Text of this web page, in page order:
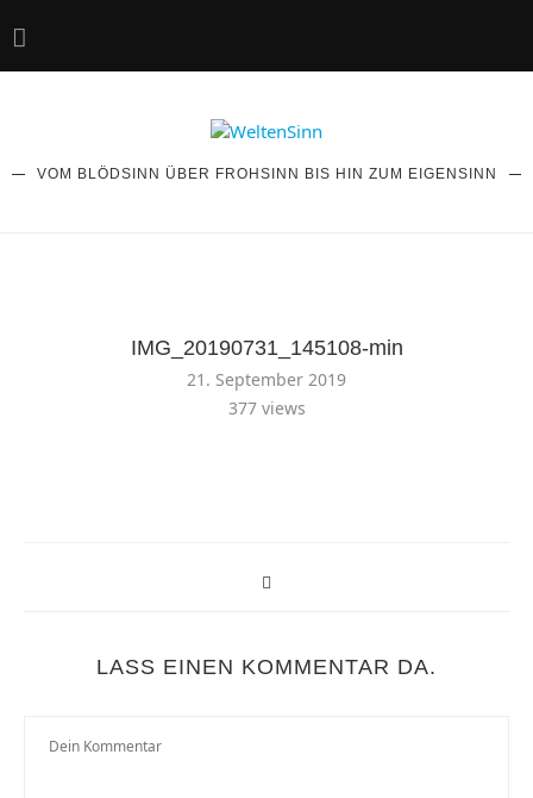
VOM BLÖDSINN ÜBER FROHSINN BIS HIN ZUM EIGENSINN
IMG_20190731_145108-min
21. September 2019
377views
LASS EINEN KOMMENTAR DA.